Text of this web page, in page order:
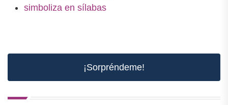
simboliza en sílabas
¡Sorpréndeme!